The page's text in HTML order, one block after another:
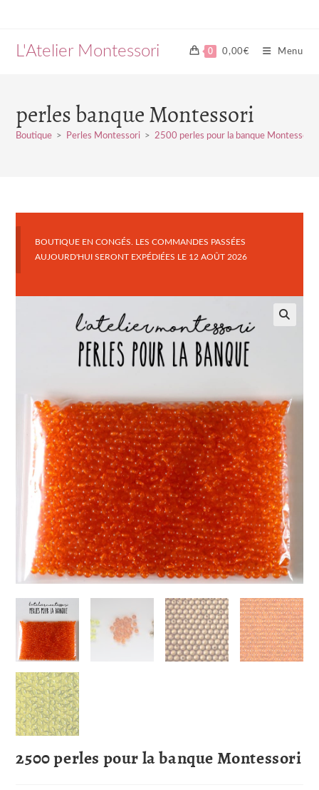
contentL'Atelier Montessori 0 0,00€ Menu
perles banque Montessori
Boutique > Perles Montessori > 2500 perles pour la banque Montessori
BOUTIQUE EN CONGÉS. LES COMMANDES PASSÉES
AUJOURD'HUI SERONT EXPÉDIÉES LE 12 AOÛT 2026
2500 perles pour la banque Montessori